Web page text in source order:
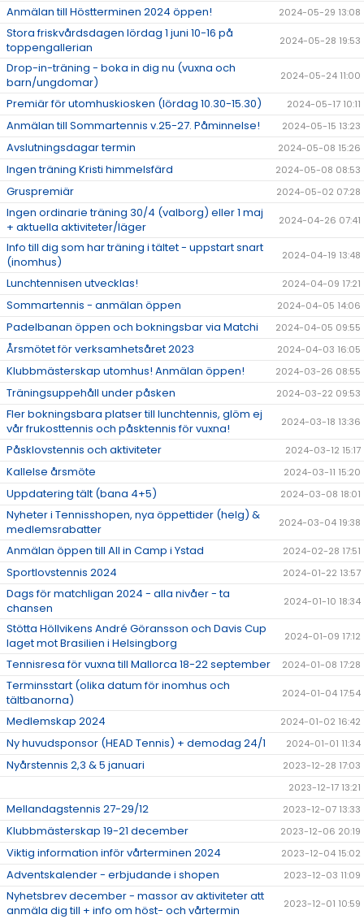
Anmälan till Höstterminen 2024 öppen! 2024-05-29 13:08
Stora friskvårdsdagen lördag 1 juni 10-16 på
toppengallerian
2024-05-28 19:53
Drop-in-träning - boka in dig nu (vuxna och
barn/ungdomar)
2024-05-24 11:00
Premiär för utomhuskiosken (lördag 10.30-15.30) 2024-05-17 10:11
Anmälan till Sommartennis v.25-27. Påminnelse! 2024-05-15 13:23
Avslutningsdagar termin 2024-05-08 15:26
Ingen träning Kristi himmelsfärd 2024-05-08 08:53
Gruspremiär 2024-05-02 07:28
Ingen ordinarie träning 30/4 (valborg) eller 1 maj
+ aktuella aktiviteter/läger
2024-04-26 07:41
Info till dig som har träning i tältet - uppstart snart
(inomhus)
2024-04-19 13:48
Lunchtennisen utvecklas! 2024-04-09 17:21
Sommartennis - anmälan öppen 2024-04-05 14:06
Padelbanan öppen och bokningsbar via Matchi 2024-04-05 09:55
Årsmötet för verksamhetsåret 2023 2024-04-03 16:05
Klubbmästerskap utomhus! Anmälan öppen! 2024-03-26 08:55
Träningsuppehåll under påsken 2024-03-22 09:53
Fler bokningsbara platser till lunchtennis, glöm ej
vår frukosttennis och påsktennis för vuxna!
2024-03-18 13:36
Påsklovstennis och aktiviteter 2024-03-12 15:17
Kallelse årsmöte 2024-03-11 15:20
Uppdatering tält (bana 4+5) 2024-03-08 18:01
Nyheter i Tennisshopen, nya öppettider (helg) &
medlemsrabatter
2024-03-04 19:38
Anmälan öppen till All in Camp i Ystad 2024-02-28 17:51
Sportlovstennis 2024 2024-01-22 13:57
Dags för matchligan 2024 - alla nivåer - ta
chansen
2024-01-10 18:34
Stötta Höllvikens André Göransson och Davis Cup
laget mot Brasilien i Helsingborg
2024-01-09 17:12
Tennisresa för vuxna till Mallorca 18-22 september 2024-01-08 17:28
Terminsstart (olika datum för inomhus och
tältbanorna)
2024-01-04 17:54
Medlemskap 2024 2024-01-02 16:42
Ny huvudsponsor (HEAD Tennis) + demodag 24/1 2024-01-01 11:34
Nyårstennis 2,3 & 5 januari
2023-12-28 17:03
2023-12-17 13:21
Mellandagstennis 27-29/12 2023-12-07 13:33
Klubbmästerskap 19-21 december 2023-12-06 20:19
Viktig information inför vårterminen 2024 2023-12-04 15:02
Adventskalender - erbjudande i shopen 2023-12-03 11:09
Nyhetsbrev december - massor av aktiviteter att
anmäla dig till + info om höst- och vårtermin
2023-12-01 10:59